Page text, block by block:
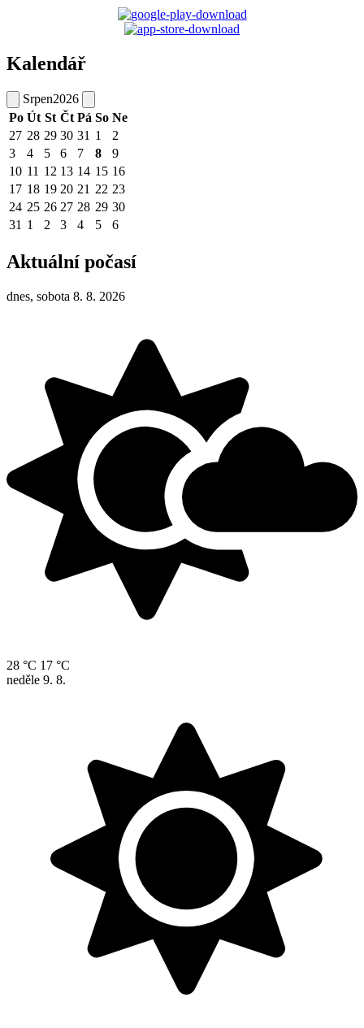
Kalendář
Srpen2026
Po Út St Čt Pá So Ne
27 28 29 30 31 1
2
3
4 5 6 7 8
9
10 11 12 13 14 15 16
17 18 19 20 21 22 23
24 25 26 27 28 29 30
31 1 2 3 4 5 6
Aktuální počasí
dnes, sobota 8. 8. 2026
28 °C 17 °C
neděle 9. 8.